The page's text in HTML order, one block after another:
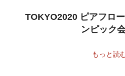
TOKYO2020 ピアフロ
ンピック会
もっと読